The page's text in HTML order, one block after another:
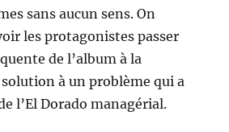
sans aucun sens. On
les protagonistes passer
de l’album à la
solution à un problème qui a
l’El Dorado managérial.